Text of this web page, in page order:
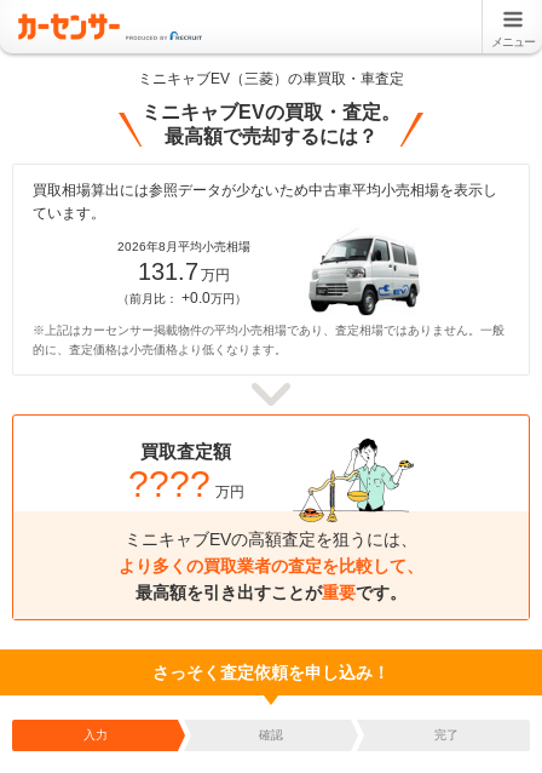
メニュー
ミニキャブEV（三菱）の車買取・車査定
ミニキャブEVの買取・査定。
最高額で売却するには？
買取相場算出には参照データが少ないため中古車平均小売相場を表示し
ています。
2026年8月平均小売相場
131.7万円
（前月比： +0.0万円）
※上記はカーセンサー掲載物件の平均小売相場であり、査定相場ではありません。一般
的に、査定価格は小売価格より低くなります。
買取査定額
???? 万円
ミニキャブEVの高額査定を狙うには、
より多くの買取業者の査定を比較して、
最高額を引き出すことが重要です。
さっそく査定依頼を申し込み！
入力 確認 完了